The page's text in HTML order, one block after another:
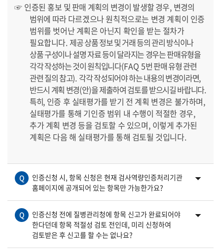
☞ 인증된 홍보 및 판매 계획의 변경이 발생할 경우, 변경의
범위에 따라 다르겠으나 원칙적으로는 변경 계획이 인증
범위를 벗어난 계획은 아닌지 확인을 받는 절차가
필요합니다. 제공 상품 정보 및 거래 등의 관리 방식이나
상품 구성이나 설명 자료 등이 달라지는 경우는 판매유형을
각각 작성하는 것이 원칙입니다(FAQ 5번 판매 유형 관련
관련 질의 참고). 각각 작성되어야 하는 내용의 변경이라면,
반드시 계획 변경(안)을 제출하여 검토를 받으시길 바랍니다.
특히, 인증 후 실태평가를 받기 전 계획 변경은 불가하며,
실태평가를 통해 기인증 범위 내 수행이 적절한 경우,
추가 계획 변경 등을 검토할 수 있으며, 이렇게 추가된
계획은 다음 해 실태평가를 통해 검토될 것입니다.
Q
인증신청 시, 항목 신청은 현재 검사역량인증처리기관
홈페이지에 공개되어 있는 항목만 가능한가요?
Q
인증신청 전에 질병관리청에 항목 신고가 완료되어야
한다던데 항목 적절성 검토 전인데, 미리 신청하여
검토받은 후 신고를 할 수는 없나요?